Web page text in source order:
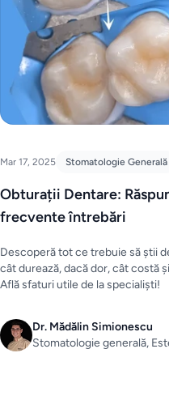
Mar 17, 2025 Stomatologie Generală
Obturații Dentare:
frecvente întrebări
Descoperă tot ce trebuie să știi
cât durează, dacă dor, cât costă
Află sfaturi utile de la specialiști!
Dr. Mădălin Simionescu
Stomatologie generală,